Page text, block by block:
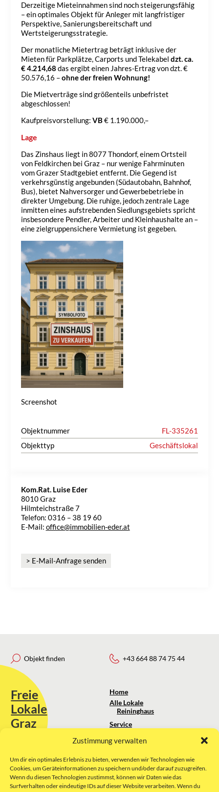
Zustimmung verwalten
Um dir ein optimales Erlebnis zu bieten, verwenden wir Technologien wie
Cookies, um Geräteinformationen zu speichern und/oder darauf zuzugreifen.
Wenn du diesen Technologien zustimmst, können wir Daten wie das
Surfverhalten oder eindeutige IDs auf dieser Website verarbeiten. Wenn du
Derzeitige Mieteinnahmen sind noch steigerungsfähig
– ein optimales Objekt für Anleger mit langfristiger
Perspektive, Sanierungsbereitschaft und
Wertsteigerungsstrategie.
Der monatliche Mietertrag beträgt inklusive der
Mieten für Parkplätze, Carports und Telekabel dzt. ca.
€ 4.214,68 das ergibt einen Jahres-Ertrag von dzt. €
50.576,16 –ohne der freien Wohnung!
Die Mietverträge sind größenteils unbefristet
abgeschlossen!
Kaufpreisvorstellung: VB € 1.190.000,–
Lage
Das Zinshaus liegt in 8077 Thondorf, einem Ortsteil
von Feldkirchen bei Graz – nur wenige Fahrminuten
vom Grazer Stadtgebiet entfernt. Die Gegend ist
verkehrsgünstig angebunden (Südautobahn, Bahnhof,
Bus), bietet Nahversorger und Gewerbebetriebe in
direkter Umgebung. Die ruhige, jedoch zentrale Lage
inmitten eines aufstrebenden Siedlungsgebiets spricht
insbesondere Pendler, Arbeiter und Kleinhaushalte an –
eine zielgruppensichere Vermietung ist gegeben.
Screenshot
Objektnummer
FL-335261
Objekttyp
Geschäftslokal
Kom.Rat. Luise Eder
8010 Graz
Hilmteichstraße 7
Telefon: 0316 – 38 19 60
E-Mail: office@immobilien-eder.at
> E-Mail-Anfrage senden
Objekt finden
Freie
Lokale
Graz
Sie erreichen uns unter:
kontakt@freielokale-graz.at
Website by Rubikon Werbeagentur
GmbH
+43 664 88 74 75 44
Home
Alle Lokale
Reininghaus
Service
Über uns
Impressum
AGB
Datenschutz